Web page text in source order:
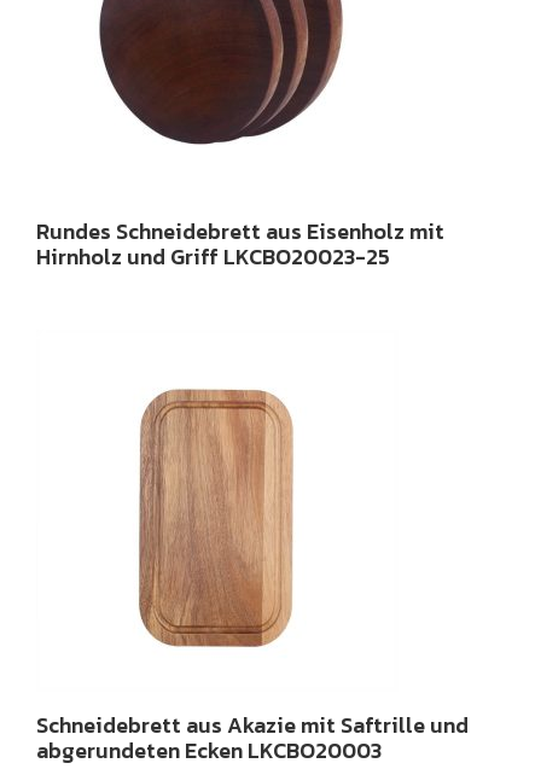
Rundes Schneidebrett aus Eisenholz mit
Hirnholz und Griff LKCBO20023-25
Schneidebrett aus Akazie mit Saftrille und
abgerundeten Ecken LKCBO20003